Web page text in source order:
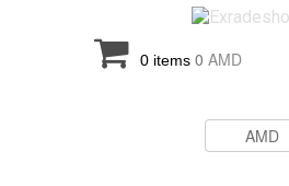
0 items 0 AMD
AMD